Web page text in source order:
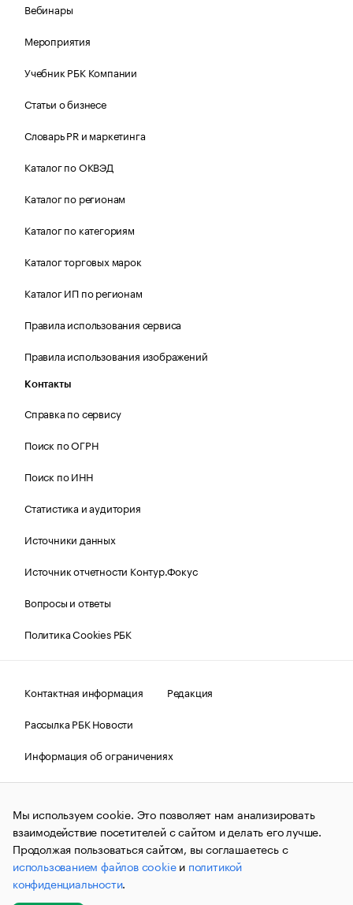
Вебинары
Мероприятия
Учебник РБК Компании
Статьи о бизнесе
Словарь PR и маркетинга
Каталог по ОКВЭД
Каталог по регионам
Каталог по категориям
Каталог торговых марок
Каталог ИП по регионам
Правила использования сервиса
Правила использования изображений
Контакты
Справка по сервису
Поиск по ОГРН
Поиск по ИНН
Статистика и аудитория
Источники данных
Источник отчетности Контур.Фокус
Вопросы и ответы
Политика Cookies РБК
Контактная информация
Редакция
Рассылка РБК Новости
Информация об ограничениях
Правовая информация
О соблюдении авторских прав
© АО «РОСБИЗНЕСКОНСАЛТИНГ»,1995–2026.Сообщения
и материалы информационного агентства «РБК»
(зарегистрировано Федеральной службой по надзору в сфере
связи, информационных технологий и массовых
коммуникаций (Роскомнадзор) 09.12.2015 за номером ИА
№ФС77-63848) сопровождаются пометкой «РБК». Отдельные
публикации могут содержать информацию,
Мы используем cookie. Это позволяет нам анализировать
взаимодействие посетителей с сайтом и делать его лучше.
Продолжая пользоваться сайтом, вы соглашаетесь с
использованием файлов cookieи политикой
конфиденциальности.